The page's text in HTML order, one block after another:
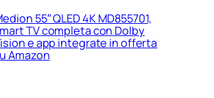
55″ QLED 4K MD855701,
TV completa con Dolby
e app integrate in offerta
Amazon